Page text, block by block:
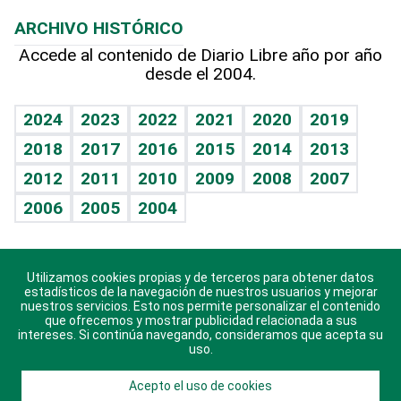
Hablando con el pediatra
Vida y familia
Eñe
Celebrando la vida
Sin complejos
En pocas palabras
Escuchando al corazón
Economía Personal
TBT Deportivo
Más firmas
Hecho en casa
Guía del dinero
Cumpleaños
Horóscopos
Crucigramas
ARCHIVO HISTÓRICO
Accede al contenido de Diario Libre año por año
desde el 2004.
2024 2023 2022 2021 2020
2019
2018
2017 2016 2015 2014
2013
2012
2011 2010 2009 2008
2007
2006
2005 2004
Descarga nuestras aplicaciones para Android, iOS y
sistema Huawei.
Utilizamos cookies propias y de terceros para obtener datos
estadísticos de la navegación de nuestros usuarios y mejorar
nuestros servicios. Esto nos permite personalizar el contenido
que ofrecemos y mostrar publicidad relacionada a sus
intereses. Si continúa navegando, consideramos que acepta su
uso.
Acepto el uso de cookies